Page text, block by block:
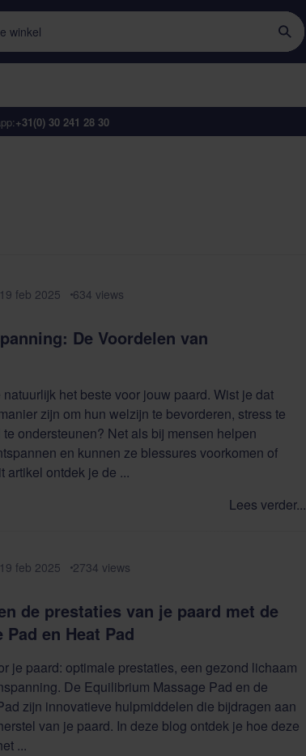
+31(0) 30 241 28 30
19 feb 2025 634 views
De Voordelen van
het beste voor jouw paard. Wist je dat
zijn om hun welzijn te bevorderen, stress te
ondersteunen? Net als bij mensen helpen
en kunnen ze blessures voorkomen of
artikel ontdek je de ...
Lees verder...
19 feb 2025 2734 views
de prestaties van je paard met de
en Heat Pad
je paard: optimale prestaties, een gezond lichaam
De Equilibrium Massage Pad en de
zijn innovatieve hulpmiddelen die bijdragen aan
van je paard. In deze blog ontdek je hoe deze
...